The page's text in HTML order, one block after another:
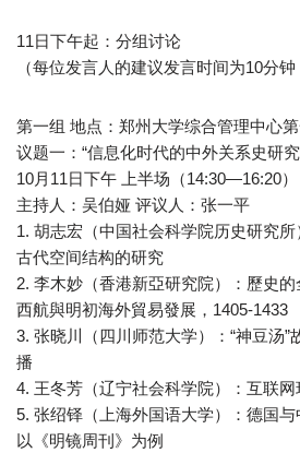
11日下午起：分组讨论
（每位发言人的建议发言时间为10分
第一组 地点：郑州大学综合管理中心
议题一：“信息化时代的中外关系史研究
10月11日下午 上半场（14:30—16:20）
主持人：吴伯娅 评议人：张一平
1. 胡志宏（中国社会科学院历史研究
古代空间结构的研究
2. 李木妙（香港新亞研究院）：歷史
西航與明初海外貿易發展，1405-1433
3. 张晓川（四川师范大学）：“神豆汤
播
4. 王冬芳（辽宁社会科学院）：互联
5. 张绍铎（上海外国语大学）：德国
以《明镜周刊》为例